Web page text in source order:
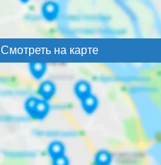
Смотреть на карте